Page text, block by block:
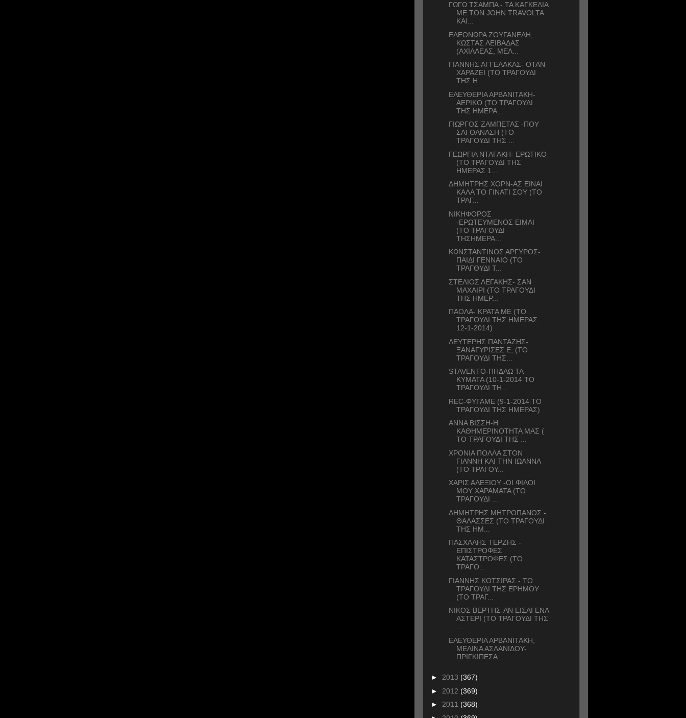
ΓΩΓΩ ΤΣΑΜΠΑ - ΤΑ ΚΑΓΚΕΛΙΑ
ME TON JOHN TRAVOLTA
ΚΑΙ...
ΕΛΕΟΝΩΡΑ ΖΟΥΓΑΝΕΛΗ,
ΚΩΣΤΑΣ ΛΕΙΒΑΔΑΣ
(ΑΧΙΛΛΕΑΣ, ΜΕΛ...
ΓΙΑΝΝΗΣ ΑΓΓΕΛΑΚΑΣ- ΟΤΑΝ
ΧΑΡΑΖΕΙ (ΤΟ ΤΡΑΓΟΥΔΙ
ΤΗΣ Η...
ΕΛΕΥΘΕΡΙΑ ΑΡΒΑΝΙΤΑΚΗ-
ΑΕΡΙΚΟ (ΤΟ ΤΡΑΓΟΥΔΙ
ΤΗΣ ΗΜΕΡΑ...
ΓΙΩΡΓΟΣ ΖΑΜΠΕΤΑΣ -ΠΟΥ
ΣΑΙ ΘΑΝΑΣΗ (ΤΟ
ΤΡΑΓΟΥΔΙ ΤΗΣ ...
ΓΕΩΡΓΙΑ ΝΤΑΓΑΚΗ- ΕΡΩΤΙΚΟ
(ΤΟ ΤΡΑΓΟΥΔΙ ΤΗΣ
ΗΜΕΡΑΣ 1...
ΔΗΜΗΤΡΗΣ ΧΟΡΝ-ΑΣ ΕΙΝΑΙ
ΚΑΛΑ ΤΟ ΓΙΝΑΤΙ ΣΟΥ (ΤΟ
ΤΡΑΓ...
ΝΙΚΗΦΟΡΟΣ
-ΕΡΩΤΕΥΜΕΝΟΣ ΕΙΜΑΙ
(ΤΟ ΤΡΑΓΟΥΔΙ
ΤΗΣΗΜΕΡΑ...
ΚΩΝΣΤΑΝΤΙΝΟΣ ΑΡΓΥΡΟΣ-
ΠΑΙΔΙ ΓΕΝΝΑΙΟ (ΤΟ
ΤΡΑΓΘΥΔΙ Τ...
ΣΤΕΛΙΟΣ ΛΕΓΑΚΗΣ- ΣΑΝ
ΜΑΧΑΙΡΙ (ΤΟ ΤΡΑΓΟΥΔΙ
ΤΗΣ ΗΜΕΡ...
ΠΑΟΛΑ- ΚΡΑΤΑ ΜΕ (ΤΟ
ΤΡΑΓΟΥΔΙ ΤΗΣ ΗΜΕΡΑΣ
12-1-2014)
ΛΕΥΤΕΡΗΣ ΠΑΝΤΑΖΗΣ-
ΞΑΝΑΓΥΡΙΣΕΣ Ε; (ΤΟ
ΤΡΑΓΟΥΔΙ ΤΗΣ...
STAVENTO-ΠΗΔΑΩ ΤΑ
ΚΥΜΑΤΑ (10-1-2014 ΤΟ
ΤΡΑΓΟΥΔΙ ΤΗ...
REC-ΦΥΓΑΜΕ (9-1-2014 ΤΟ
ΤΡΑΓΟΥΔΙ ΤΗΣ ΗΜΕΡΑΣ)
ΑΝΝΑ ΒΙΣΣΗ-Η
ΚΑΘΗΜΕΡΙΝΟΤΗΤΑ ΜΑΣ (
ΤΟ ΤΡΑΓΟΥΔΙ ΤΗΣ ...
ΧΡΟΝΙΑ ΠΟΛΛΑ ΣΤΟΝ
ΓΙΑΝΝΗ ΚΑΙ ΤΗΝ ΙΩΑΝΝΑ
(ΤΟ ΤΡΑΓΟΥ...
ΧΑΡΙΣ ΑΛΕΞΙΟΥ -ΟΙ ΦΙΛΟΙ
ΜΟΥ ΧΑΡΑΜΑΤΑ (ΤΟ
ΤΡΑΓΟΥΔΙ ...
ΔΗΜΗΤΡΗΣ ΜΗΤΡΟΠΑΝΟΣ -
ΘΑΛΑΣΣΕΣ (ΤΟ ΤΡΑΓΟΥΔΙ
ΤΗΣ ΗΜ...
ΠΑΣΧΑΛΗΣ ΤΕΡΖΗΣ -
ΕΠΙΣΤΡΟΦΕΣ
ΚΑΤΑΣΤΡΟΦΕΣ (ΤΟ
ΤΡΑΓΟ...
ΓΙΑΝΝΗΣ ΚΟΤΣΙΡΑΣ - ΤΟ
ΤΡΑΓΟΥΔΙ ΤΗΣ ΕΡΗΜΟΥ
(ΤΟ ΤΡΑΓ...
ΝΙΚΟΣ ΒΕΡΤΗΣ-ΑΝ ΕΙΣΑΙ ΕΝΑ
ΑΣΤΕΡΙ (ΤΟ ΤΡΑΓΟΥΔΙ ΤΗΣ
ΕΛΕΥΘΕΡΙΑ ΑΡΒΑΝΙΤΑΚΗ,
ΜΕΛΙΝΑ ΑΣΛΑΝΙΔΟΥ-
ΠΡΙΓΚΙΠΕΣΑ...
► 2013 (367)
► 2012 (369)
► 2011 (368)